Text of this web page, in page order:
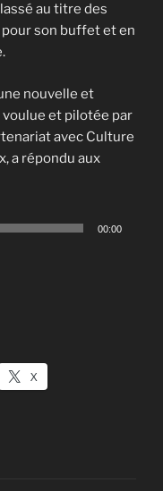
au titre des
son buffet et en
nouvelle et
et pilotée par
avec Culture
a répondu aux
00:00
X